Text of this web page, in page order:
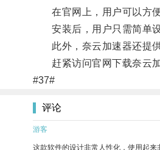
在官网上，用户可以方便
安装后，用户只需简单设
此外，奈云加速器还提供
赶紧访问官网下载奈云加
#37#
评论
游客
这款软件的设计非常人性化，使用起来